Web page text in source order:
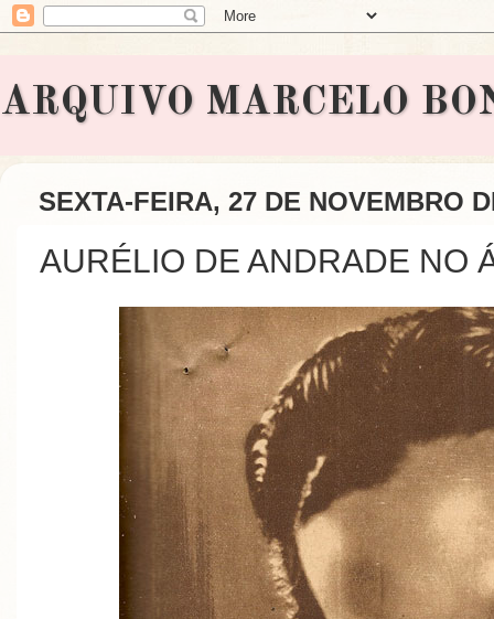
ARQUIVO MARCELO
SEXTA-FEIRA, 27 DE NOVEMBRO
AURÉLIO DE ANDRADE NO